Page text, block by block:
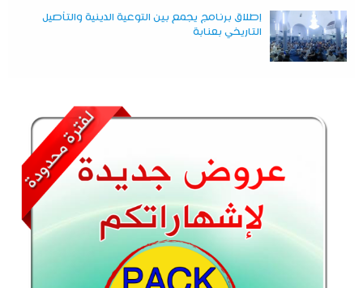
إطلاق برنامج يجمع بين التوعية الدينية والتأصيل
التاريخي بعنابة